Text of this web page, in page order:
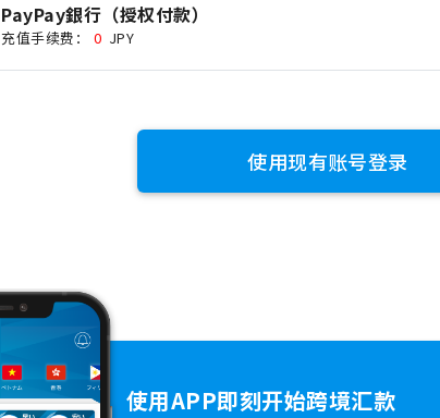
PayPay銀行（授权付款）
充值手续费： 0 JPY
使用现有账号登录
使用APP即刻开始跨境汇款